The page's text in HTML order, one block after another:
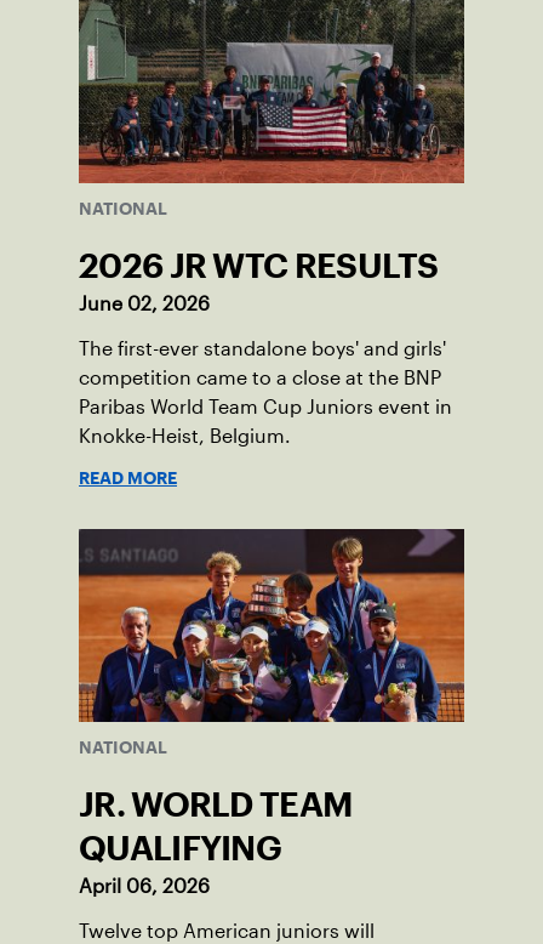
NATIONAL
2026 JR WTC RESULTS
June 02, 2026
The first-ever standalone boys' and girls'
competition came to a close at the BNP
Paribas World Team Cup Juniors event in
Knokke-Heist, Belgium.
READ MORE
NATIONAL
JR. WORLD TEAM
QUALIFYING
April 06, 2026
Twelve top American juniors will